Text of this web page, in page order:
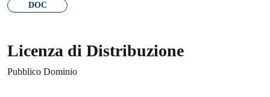
DOC
Licenza di Distribuzione
Pubblico Dominio